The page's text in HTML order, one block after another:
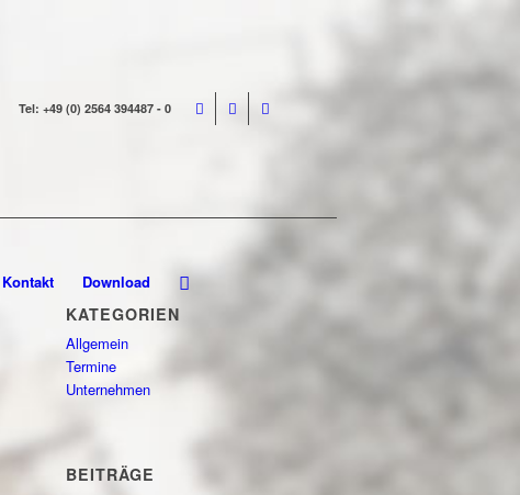
Tel: +49 (0) 2564 394487 - 0
Kontakt Download
KATEGORIEN
Allgemein
Termine
Unternehmen
BEITRÄGE